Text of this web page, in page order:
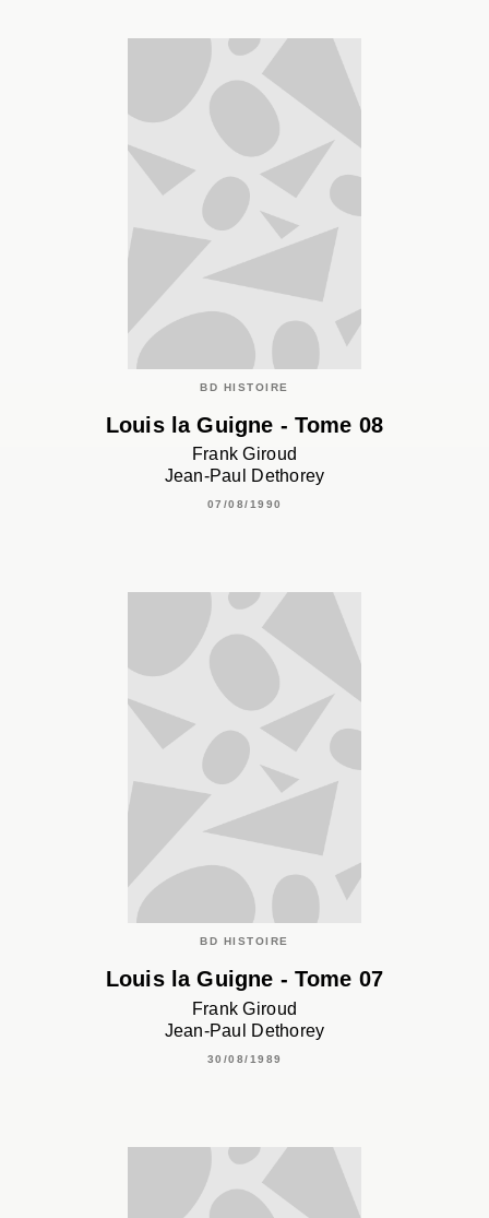
BD HISTOIRE
Louis la Guigne - Tome 08
Frank Giroud
Jean-Paul Dethorey
07/08/1990
BD HISTOIRE
Louis la Guigne - Tome 07
Frank Giroud
Jean-Paul Dethorey
30/08/1989